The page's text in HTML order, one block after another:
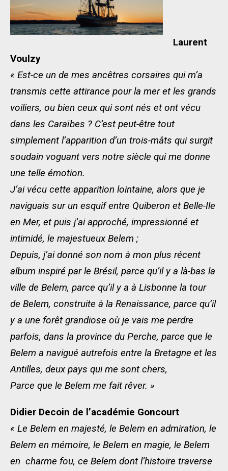
Laurent
Voulzy
« Est-ce un de mes ancêtres corsaires qui m’a
transmis cette attirance pour la mer et les grands
voiliers, ou bien ceux qui sont nés et ont vécu
dans les Caraïbes ? C’est peut-être tout
simplement l’apparition d’un trois-mâts qui surgit
soudain voguant vers notre siècle qui me donne
une telle émotion.
J’ai vécu cette apparition lointaine, alors que je
naviguais sur un esquif entre Quiberon et Belle-Ile
en Mer, et puis j’ai approché, impressionné et
intimidé, le majestueux Belem ;
Depuis, j’ai donné son nom à mon plus récent
album inspiré par le Brésil, parce qu’il y a là-bas la
ville de Belem, parce qu’il y a à Lisbonne la tour
de Belem, construite à la Renaissance, parce qu’il
y a une forêt grandiose où je vais me perdre
parfois, dans la province du Perche, parce que le
Belem a navigué autrefois entre la Bretagne et les
Antilles, deux pays qui me sont chers,
Parce que le Belem me fait rêver. »
Didier Decoin de l’académie Goncourt
« Le Belem en majesté, le Belem en admiration, le
Belem en mémoire, le Belem en magie, le Belem
en charme fou, ce Belem dont l’histoire traverse